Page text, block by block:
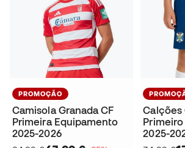
PROMOÇÃO
Camisola Granada CF
Primeira Equipamento
2025-2026
Calções
2025-